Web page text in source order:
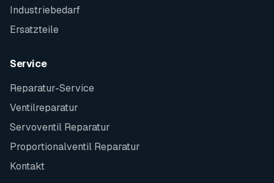
Industriebedarf
Ersatzteile
Service
Reparatur-Service
Ventilreparatur
Servoventil Reparatur
Proportionalventil Reparatur
Kontakt